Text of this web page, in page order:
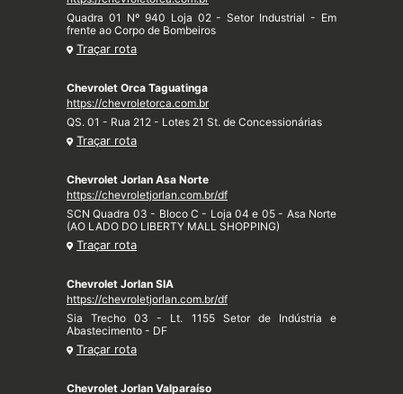
Quadra 01 Nº 940 Loja 02 - Setor Industrial - Em
frente ao Corpo de Bombeiros
Traçar rota
Chevrolet Orca Taguatinga
https://chevroletorca.com.br
QS. 01 - Rua 212 - Lotes 21 St. de Concessionárias
Traçar rota
Chevrolet Jorlan Asa Norte
https://chevroletjorlan.com.br/df
SCN Quadra 03 - Bloco C - Loja 04 e 05 - Asa Norte
(AO LADO DO LIBERTY MALL SHOPPING)
Traçar rota
Chevrolet Jorlan SIA
https://chevroletjorlan.com.br/df
Sia Trecho 03 - Lt. 1155 Setor de Indústria e
Abastecimento - DF
Traçar rota
Chevrolet Jorlan Valparaíso